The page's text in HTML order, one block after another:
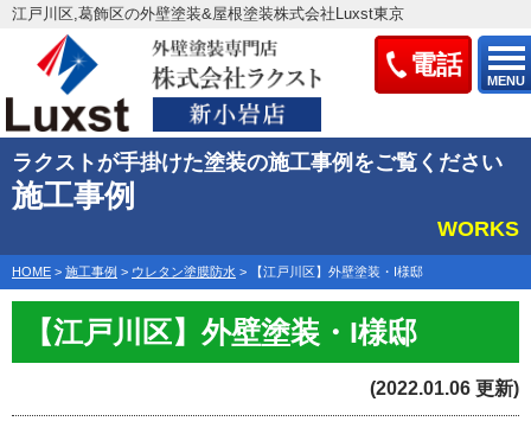
電話
MENU
江戸川区,葛飾区の外壁塗装&屋根塗装株式会社Luxst東京
ラクストが手掛けた塗装の施工事例をご覧ください
施工事例
WORKS
HOME > 施工事例 > ウレタン塗膜防水 > 【江戸川区】外壁塗装・I様邸
【江戸川区】外壁塗装・I様邸
(2022.01.06 更新)